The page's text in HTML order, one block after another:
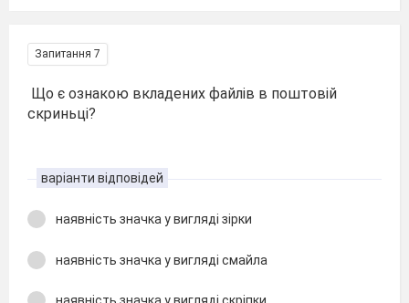
Запитання 7
Що є ознакою вкладених файлів в поштовій
скриньці?
варіанти відповідей
наявність значка у вигляді зірки
наявність значка у вигляді смайла